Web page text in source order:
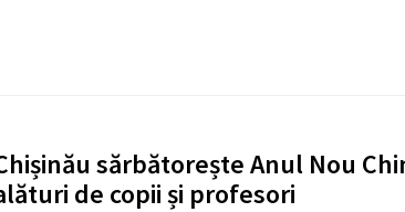
sărbătorește Anul Nou
de copii și profesori